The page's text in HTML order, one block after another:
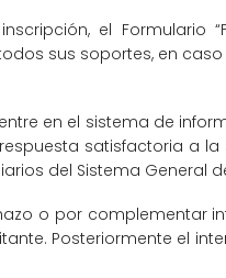
el Formulario
sus soportes, en
en el sistema de
satisfactoria a
del Sistema General
o por complementar
Posteriormente el